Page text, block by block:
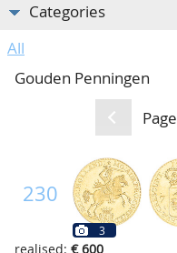
CALENDAR
80 Years NPV
Categories
All
Gouden Penningen
Page
230
3
realised: € 600